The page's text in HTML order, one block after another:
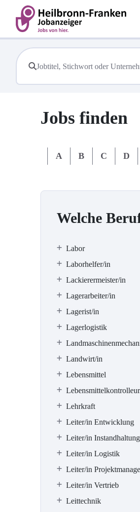
Jobs finden
A B C D
Welche
Labor
Laborhelfer/in
Lackierermeister/in
Lagerarbeiter/in
Lagerist/in
Lagerlogistik
Landwirt/in
Lebensmittel
Lehrkraft
Leiter/in Entwicklung
Leiter/in Instandhaltung
Leiter/in Logistik
Leiter/in
Leiter/in Vertrieb
Leittechnik